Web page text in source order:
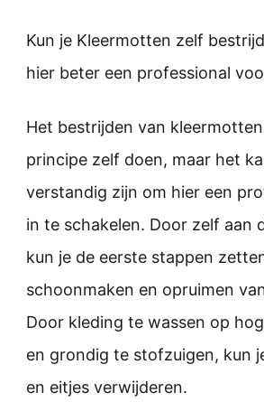
Kun je Kleermotten zelf
hier beter een professional
Het bestrijden van
principe zelf doen, maar het
verstandig zijn om hier een
in te schakelen. Door zelf aan
kun je de eerste stappen
schoonmaken en opruimen
Door kleding te wassen op
en grondig te stofzuigen, kun
en eitjes verwijderen.